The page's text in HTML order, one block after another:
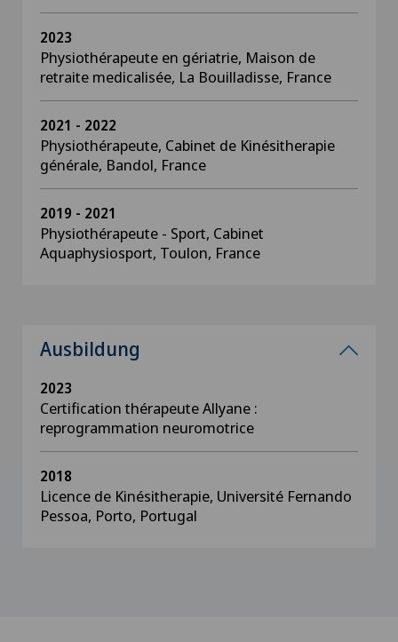
2023
Physiothérapeute en gériatrie, Maison de
retraite medicalisée, La Bouilladisse, France
2021 - 2022
Physiothérapeute, Cabinet de Kinésitherapie
générale, Bandol, France
2019 - 2021
Physiothérapeute - Sport, Cabinet
Aquaphysiosport, Toulon, France
Ausbildung
2023
Certification thérapeute Allyane :
reprogrammation neuromotrice
2018
Licence de Kinésitherapie, Université Fernando
Pessoa, Porto, Portugal